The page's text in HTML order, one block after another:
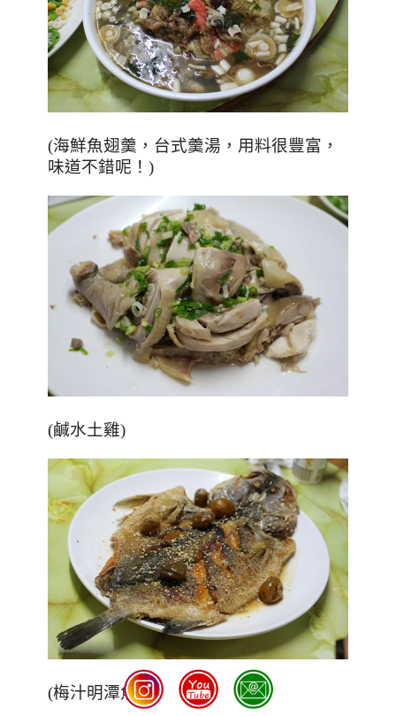
(海鮮魚翅羹，台式羹湯，用料很豐富，
味道不錯呢！)
(鹹水土雞)
(梅汁明潭魚)